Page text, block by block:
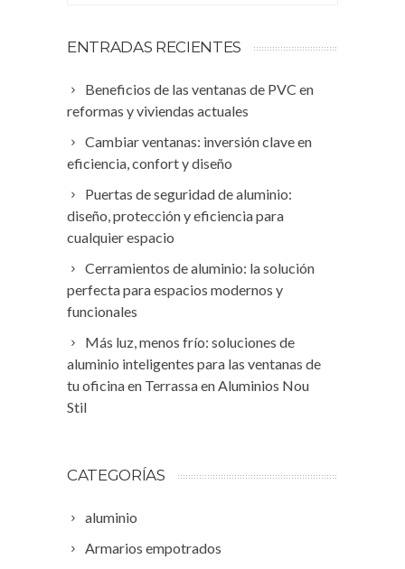
ENTRADAS RECIENTES
Beneficios de las ventanas de PVC en
reformas y viviendas actuales
Cambiar ventanas: inversión clave en
eficiencia, confort y diseño
Puertas de seguridad de aluminio:
diseño, protección y eficiencia para
cualquier espacio
Cerramientos de aluminio: la solución
perfecta para espacios modernos y
funcionales
Más luz, menos frío: soluciones de
aluminio inteligentes para las ventanas de
tu oficina en Terrassa en Aluminios Nou
Stil
CATEGORÍAS
aluminio
Armarios empotrados